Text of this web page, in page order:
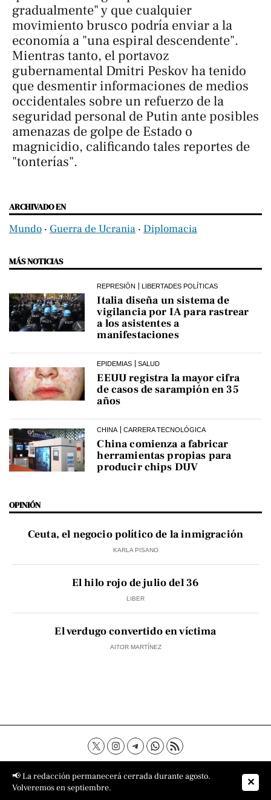
gradualmente" y que cualquier
movimiento brusco podría enviar a la
economía a "una espiral descendente".
Mientras tanto, el portavoz
gubernamental Dmitri Peskov ha tenido
que desmentir informaciones de medios
occidentales sobre un refuerzo de la
seguridad personal de Putin ante posibles
amenazas de golpe de Estado o
magnicidio, calificando tales reportes de
"tonterías".
ARCHIVADO EN
Mundo ‧ Guerra de Ucrania ‧ Diplomacia
MÁS NOTICIAS
REPRESIÓN LIBERTADES POLÍTICAS
Italia diseña un sistema de
vigilancia por IA para rastrear
a los asistentes a
manifestaciones
EPIDEMIAS SALUD
EEUU registra la mayor cifra
de casos de sarampión en 35
años
CHINA CARRERA TECNOLÓGICA
China comienza a fabricar
herramientas propias para
producir chips DUV
OPINIÓN
Ceuta, el negocio político de la inmigración
KARLA PISANO
El hilo rojo de julio del 36
LIBER
El verdugo convertido en víctima
AITOR MARTÍNEZ
Contacto Aviso Legal
Política de privacidad
Política de cookies
Sobre nosotros
📢 La redacción permanecerá cerrada durante agosto.
Volveremos en septiembre.
✕